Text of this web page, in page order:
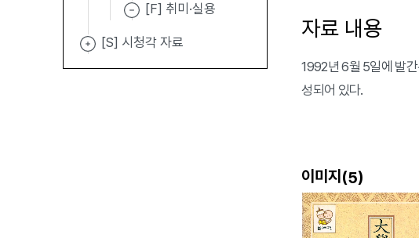
[F] 취미·실용
[S] 시청각 자료
자료 내용
1992년 6월 5일에 발
성되어 있다.
이미지(5)